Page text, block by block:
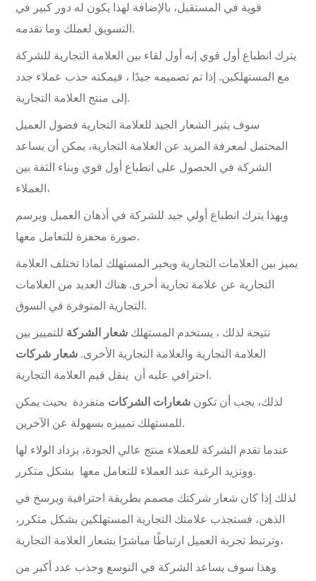
قوية في المستقبل، بالإضافة لهذا يكون له دور كبير في
التسويق لعملك وما تقدمه.
يترك انطباع أول قوي إنه أول لقاء بين العلامة التجارية للشركة
مع المستهلكين. إذا تم تصميمه جيدًا ، فيمكنه جذب عملاء جدد
إلى منتج العلامة التجارية.
سوف يثير الشعار الجيد للعلامة التجارية فضول العميل
المحتمل لمعرفة المزيد عن العلامة التجارية، يمكن أن يساعد
الشركة في الحصول على انطباع أول قوي وبناء الثقة بين
العملاء،
وبهذا يترك انطباع أولي جيد للشركة في أذهان العميل ويرسم
صورة محفزة للتعامل معها.
يميز بين العلامات التجارية ويخبر المستهلك لماذا تختلف العلامة
التجارية عن علامة تجارية أخرى. هناك العديد من العلامات
التجارية المتوفرة في السوق.
نتيجة لذلك ، يستخدم المستهلك شعار الشركة للتمييز بين
العلامة التجارية والعلامة التجارية الأخرى. شعار شركات
احترافي عليه أن ينقل قيم العلامة التجارية.
لذلك، يجب أن تكون شعارات الشركات متفردة بحيث يمكن
للمستهلك تمييزه بسهولة عن الآخرين.
عندما تقدم الشركة للعملاء منتج عالي الجودة، يزداد الولاء لها
ووتزيد الرغبة عند العملاء للتعامل معها بشكل متكرر.
لذلك إذا كان شعار شركتك مصمم بطريقة احترافية ويرسخ في
الذهن، فستجذب علامتك التجارية المستهلكين بشكل متكرر،
وترتبط تجربة العميل ارتباطًا مباشرًا بشعار العلامة التجارية،
وهذا سوف يساعد الشركة في التوسع وجذب عدد أكبر من